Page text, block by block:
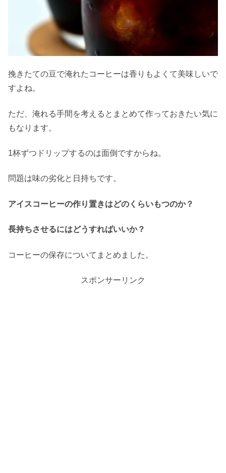
挽きたての豆で淹れたコーヒーは香りもよくて美味しいで
すよね。
ただ、淹れる手間を考えるとまとめて作っておきたい気に
もなります。
1杯ずつドリップするのは面倒ですからね。
問題は味の劣化と日持ちです。
アイスコーヒーの作り置きはどのくらいもつのか？
長持ちさせるにはどうすればいいか？
コーヒーの保存についてまとめました。
スポンサーリンク